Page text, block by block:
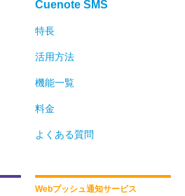
Cuenote SMS
特長
活用方法
機能一覧
料金
よくある質問
Webプッシュ通知サービス